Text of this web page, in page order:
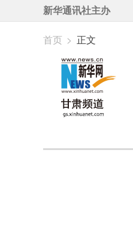
新华通讯社主办
首页 > 正文